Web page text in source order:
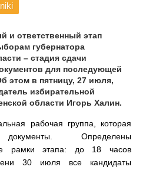
и ответственный этап
губернатора
– стадия сдачи
для последующей
этом в пятницу, 27 июля,
избирательной
области Игорь Халин.
рабочая группа, которая
Определены
рамки этапа: до 18 часов
30 июля все кандидаты